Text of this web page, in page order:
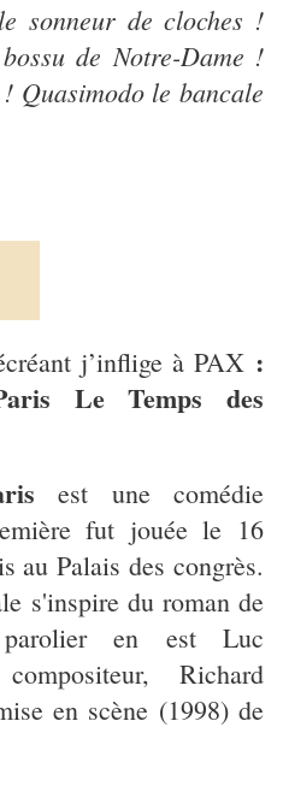
sonneur de cloches !
de Notre-Dame !
Quasimodo le bancale
j’inflige à PAX :
Le Temps des
est une comédie
fut jouée le 16
au Palais des congrès.
s'inspire du roman de
en est Luc
Richard
en scène (1998) de